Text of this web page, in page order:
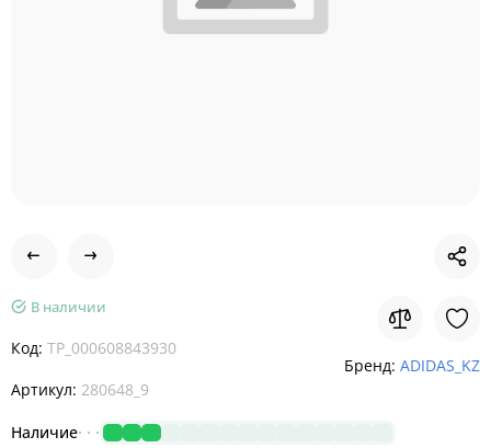
В наличии
Код: TP_000608843930
Артикул: 280648_9
Наличие
Бренд: ADIDAS_KZ